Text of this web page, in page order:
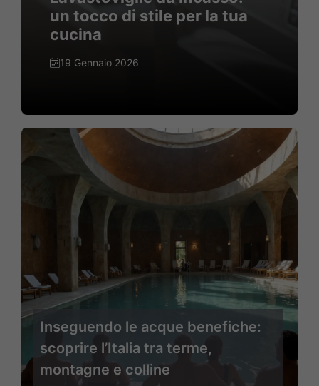
un tocco di stile per la tua
cucina
19 Gennaio 2026
Inseguendo le acque benefiche:
scoprire l’Italia tra terme,
montagne e colline